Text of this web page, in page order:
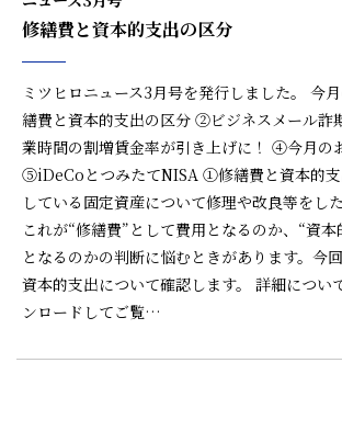
修繕費と資本的支出の区分
ミツヒロニュース3月号を発行しました。 今
繕費と資本的支出の区分 ②ビジネスメール
業時間の割増賃金率が引き上げに！ ④今月の
⑤iDeCoとつみたてNISA ①修繕費と資本
している固定資産について修理や改良等をし
これが“修繕費”として費用となるのか、“資
となるのかの判断に悩むときがあります。今
資本的支出について確認します。 詳細につい
ンロードしてご覧…